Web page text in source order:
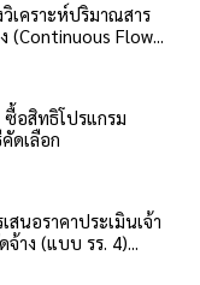
เคราะห์ปริมาณสาร
(Continuous Flow...
ซื้อสิทธิโปรแกรม
ดเลือก
สนอราคาประเมินเจ้า
าง (แบบ รร. 4)...